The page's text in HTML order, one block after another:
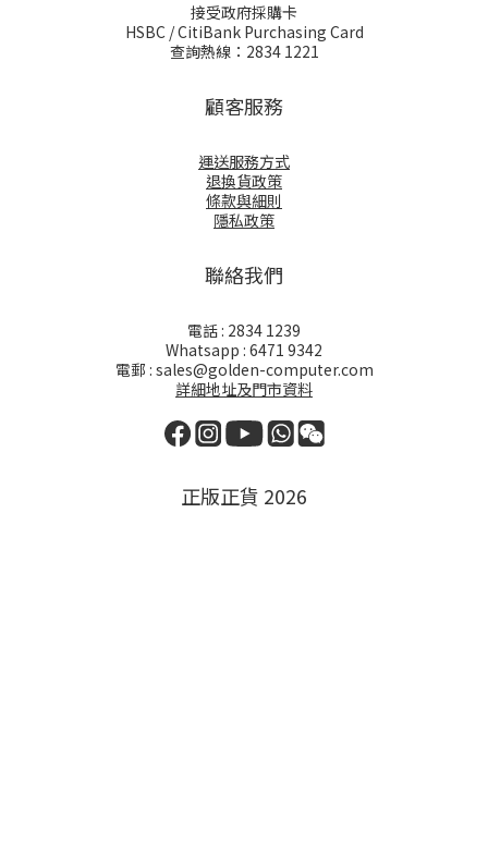
接受政府採購卡
HSBC / CitiBank Purchasing Card
查詢熱線：2834 1221
顧客服務
運送服務方式
退換貨政策
條款與細則
隱私政策
聯絡我們
電話 : 2834 1239
Whatsapp : 6471 9342
電郵 : sales@golden-computer.com
詳細地址及門市資料
正版正貨 2026